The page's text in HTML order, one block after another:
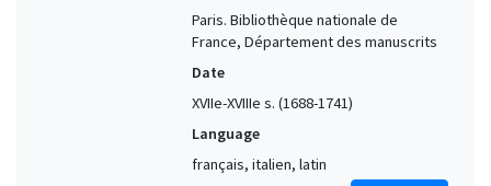
Paris. Bibliothèque nationale de
France, Département des manuscrits
Date
XVIIe-XVIIIe s. (1688-1741)
Language
français, italien, latin